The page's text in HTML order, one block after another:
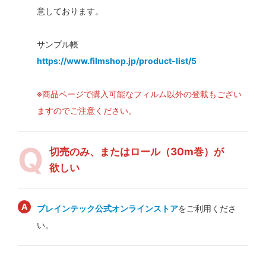
意しております。
サンプル帳
https://www.filmshop.jp/product-list/5
※商品ページで購入可能なフィルム以外の登載もござい
ますのでご注意ください。
切売のみ、またはロール（30m巻）が
欲しい
ブレインテック公式オンラインストアをご利用くださ
い。